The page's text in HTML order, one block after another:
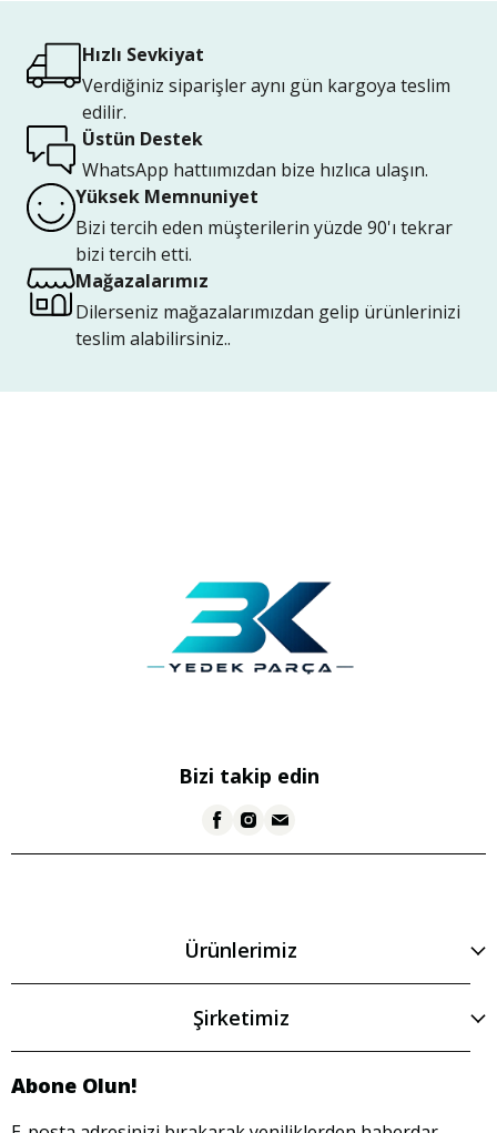
Hızlı Sevkiyat
Verdiğiniz siparişler aynı gün kargoya teslim
edilir.
Üstün Destek
WhatsApp hattıımızdan bize hızlıca ulaşın.
Yüksek Memnuniyet
Bizi tercih eden müşterilerin yüzde 90'ı tekrar
bizi tercih etti.
Mağazalarımız
Dilerseniz mağazalarımızdan gelip ürünlerinizi
teslim alabilirsiniz..
Bizi takip edin
Ürünlerimiz
Şirketimiz
Abone Olun!